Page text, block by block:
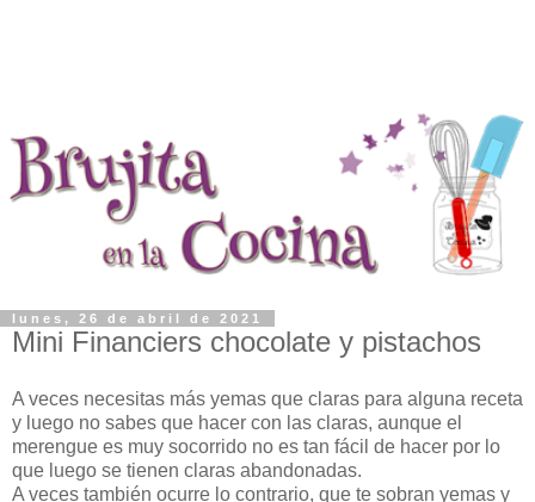
lunes, 26 de abril de 2021
Mini Financiers chocolate y pistachos
A veces necesitas más yemas que claras para alguna receta
y luego no sabes que hacer con las claras, aunque el
merengue es muy socorrido no es tan fácil de hacer por lo
que luego se tienen claras abandonadas.
A veces también ocurre lo contrario, que te sobran yemas y